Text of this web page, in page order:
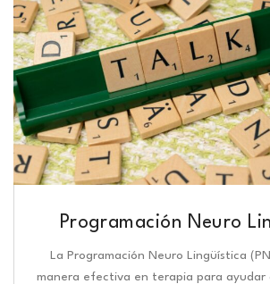
Programación Neuro
La Programación Neuro Lingüística
manera efectiva en terapia para ayudar